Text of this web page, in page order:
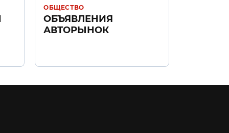
ОБЩЕСТВО
ОБЪЯВЛЕНИЯ
АВТОРЫНОК